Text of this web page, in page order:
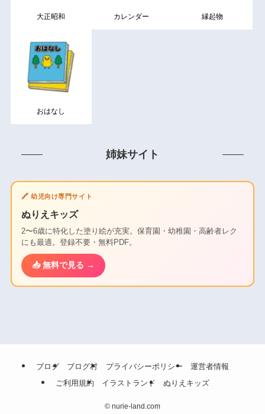
大正昭和 カレンダー 縁起物
おはなし
姉妹サイト
🖍️ 幼児向け専門サイト
ぬりえキッズ
2〜6歳に特化した塗り絵が充実。保育園・幼稚園・高齢者レク
にも最適。登録不要・無料PDF。
📥 無料で見る →
ブログ ブログ村 プライバシーポリシー
運営者情報
ご利用規約
イラストランド ぬりえキッズ
© nurie-land.com